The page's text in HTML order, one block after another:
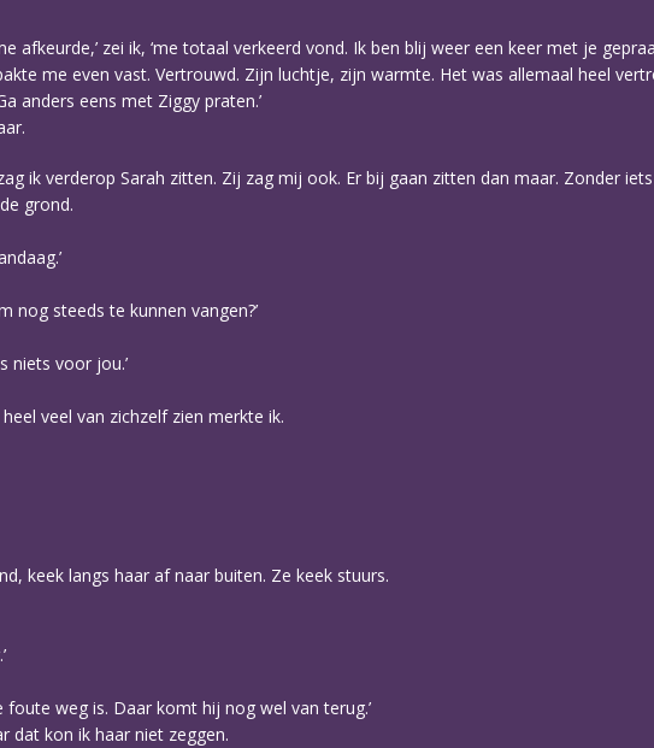
afkeurde,’ zei ik, ‘me totaal verkeerd vond. Ik ben blij weer een keer met je
me even vast. Vertrouwd. Zijn luchtje, zijn warmte. Het was allemaal heel
anders eens met Ziggy praten.’
ik verderop Sarah zitten. Zij zag mij ook. Er bij gaan zitten dan maar. Zonder
grond.
nog steeds te kunnen vangen?’
niets voor jou.’
veel van zichzelf zien merkte ik.
keek langs haar af naar buiten. Ze keek stuurs.
foute weg is. Daar komt hij nog wel van terug.’
dat kon ik haar niet zeggen.